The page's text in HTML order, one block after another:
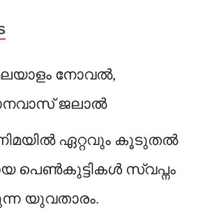
നോവൽ,
ജലാൽ
ഏറ്റവും കൂടുതൽ
പെൺകുട്ടികൾ സ്വപ്നം
യുവതാരം.